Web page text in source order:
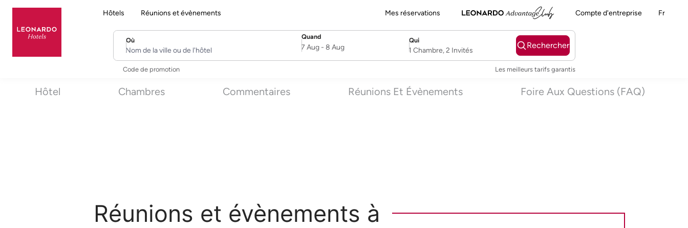
Hôtels Réunions et évènements Mes réservations Compte d'entreprise Fr
Où
Nom de la ville ou de l'hôtel
Quand
SelectDate
7 Aug- 8 Aug
Qui
Username
1 Chambre, 2 Invités
Rechercher
Code de promotion Les meilleurs tarifs garantis
Hôtel Chambres Commentaires Réunions Et Évènements Foire Aux Questions (FAQ)
Réunions et évènements à